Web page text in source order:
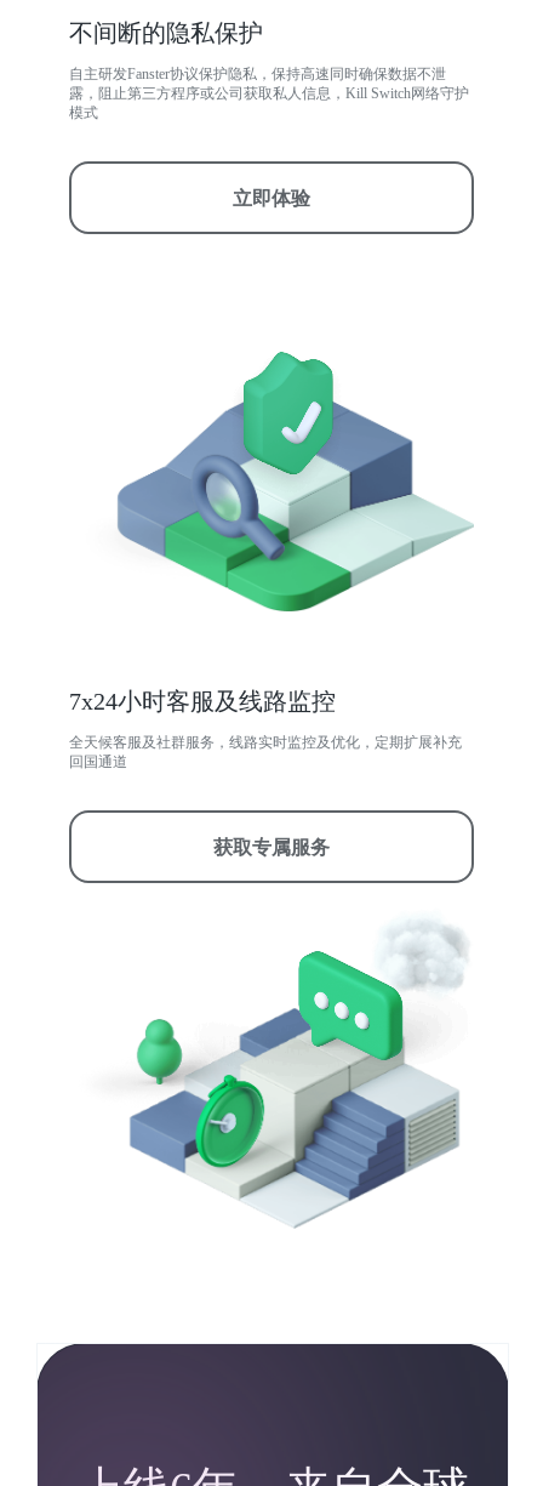
不间断的隐私保护
自主研发Fanster协议保护隐私，保持高速同时确保数据不泄
露，阻止第三方程序或公司获取私人信息，Kill Switch网络守护
模式
立即体验
7x24小时客服及线路监控
全天候客服及社群服务，线路实时监控及优化，定期扩展补充
回国通道
获取专属服务